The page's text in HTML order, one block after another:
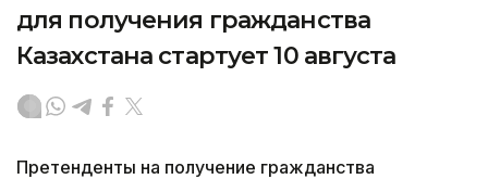
для получения гражданства
Казахстана стартует 10 августа
Претенденты на получение гражданства